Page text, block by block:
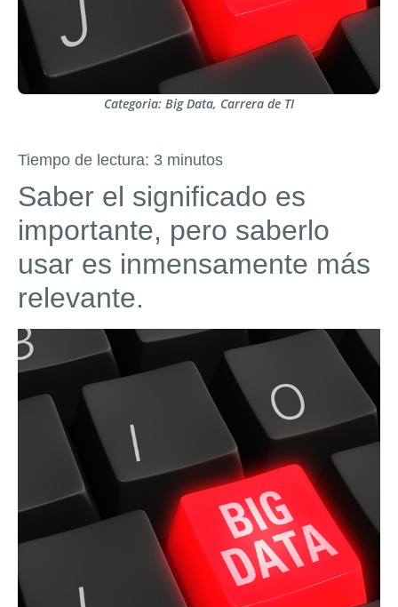
Categoria: Big Data, Carrera de TI
Tiempo de lectura: 3 minutos
Saber el significado es
importante, pero saberlo
usar es inmensamente más
relevante.